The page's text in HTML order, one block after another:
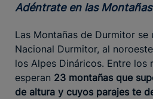
Adéntrate en las
Las Montañas de Durmitor se
Nacional Durmitor, al
los Alpes Dináricos. Entre los
esperan 23 montañas que
de altura y cuyos parajes te